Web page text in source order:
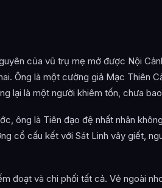
của vũ trụ mẹ mở được Nội
Ông là một cường giả Mạc Thiên
lại là một người khiêm tốn, chưa
ông là Tiên đạo đệ nhất nhân
cổ cấu kết với Sát Linh vây giết,
đoạt và chi phối tất cả. Vẻ ngoài